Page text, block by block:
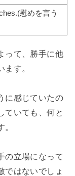
慰めを言う
って、勝手に他
す。
に感じていたの
ていても、何と
の立場になって
ではないでしょ